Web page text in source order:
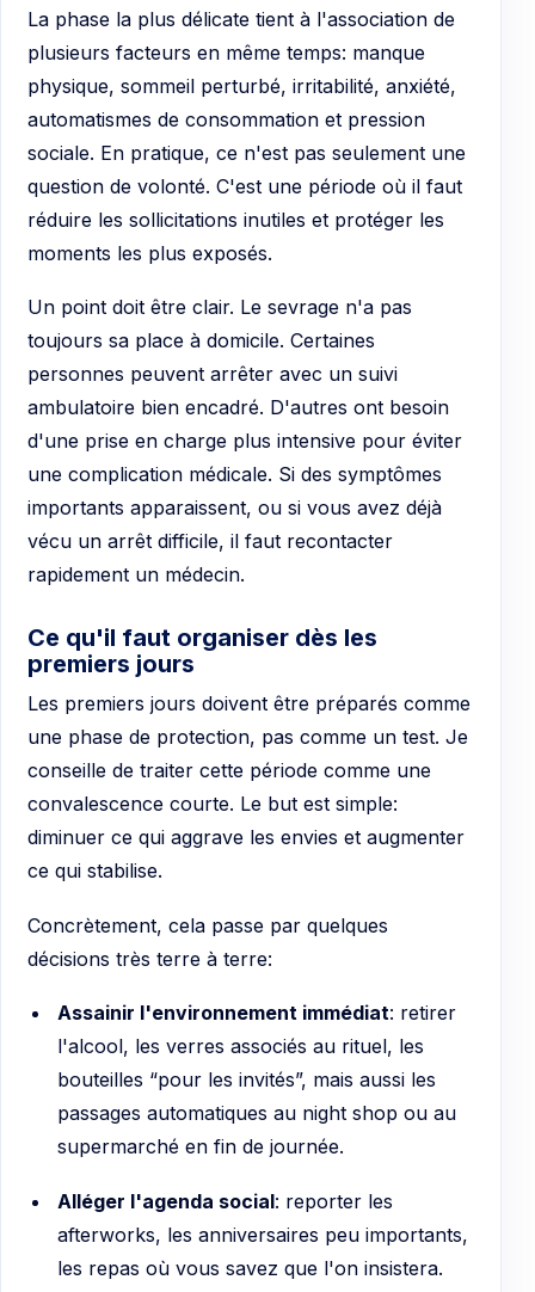
La phase la plus délicate tient à l'association de
plusieurs facteurs en même temps: manque
physique, sommeil perturbé, irritabilité, anxiété,
automatismes de consommation et pression
sociale. En pratique, ce n'est pas seulement une
question de volonté. C'est une période où il faut
réduire les sollicitations inutiles et protéger les
moments les plus exposés.
Un point doit être clair. Le sevrage n'a pas
toujours sa place à domicile. Certaines
personnes peuvent arrêter avec un suivi
ambulatoire bien encadré. D'autres ont besoin
d'une prise en charge plus intensive pour éviter
une complication médicale. Si des symptômes
importants apparaissent, ou si vous avez déjà
vécu un arrêt difficile, il faut recontacter
rapidement un médecin.
Ce qu'il faut organiser dès les
premiers jours
Les premiers jours doivent être préparés comme
une phase de protection, pas comme un test. Je
conseille de traiter cette période comme une
convalescence courte. Le but est simple:
diminuer ce qui aggrave les envies et augmenter
ce qui stabilise.
Concrètement, cela passe par quelques
décisions très terre à terre:
Assainir l'environnement immédiat: retirer
l'alcool, les verres associés au rituel, les
bouteilles “pour les invités”, mais aussi les
passages automatiques au night shop ou au
supermarché en fin de journée.
Alléger l'agenda social: reporter les
afterworks, les anniversaires peu importants,
les repas où vous savez que l'on insistera.